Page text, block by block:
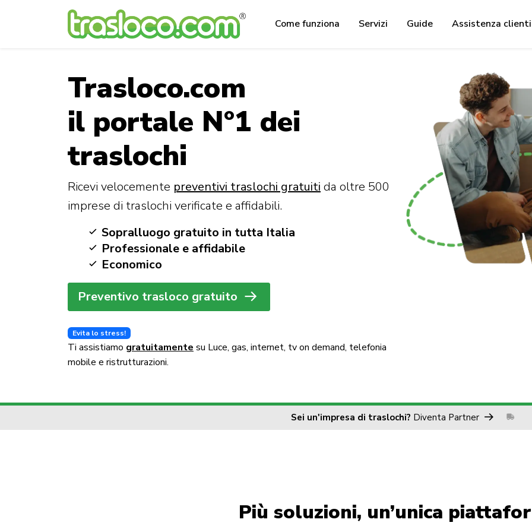
Come funziona Servizi Guide Assistenza clienti
Trasloco.com
il portale N°1 dei
traslochi
Ricevi velocemente preventivi traslochi gratuiti da oltre 500
imprese di traslochi verificate e affidabili.
Sopralluogo gratuito in tutta Italia
Professionale e affidabile
Economico
Preventivo trasloco gratuito
Evita lo stress!
Ti assistiamo gratuitamente su Luce, gas, internet, tv on demand, telefonia
mobile e ristrutturazioni.
Sei un'impresa di traslochi? Diventa Partner
Più soluzioni, un’unica